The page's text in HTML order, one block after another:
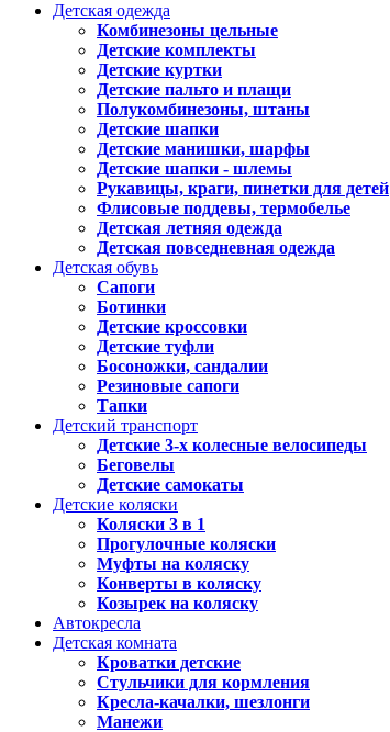
Детская одежда
Комбинезоны цельные
Детские комплекты
Детские куртки
Детские пальто и плащи
Полукомбинезоны, штаны
Детские шапки
Детские манишки, шарфы
Детские шапки - шлемы
Рукавицы, краги, пинетки для детей
Флисовые поддевы, термобелье
Детская летняя одежда
Детская повседневная одежда
Детская обувь
Сапоги
Ботинки
Детские кроссовки
Детские туфли
Босоножки, сандалии
Резиновые сапоги
Тапки
Детский транспорт
Детские 3-х колесные велосипеды
Беговелы
Детские самокаты
Детские коляски
Коляски 3 в 1
Прогулочные коляски
Муфты на коляску
Конверты в коляску
Козырек на коляску
Автокресла
Детская комната
Кроватки детские
Стульчики для кормления
Кресла-качалки, шезлонги
Манежи